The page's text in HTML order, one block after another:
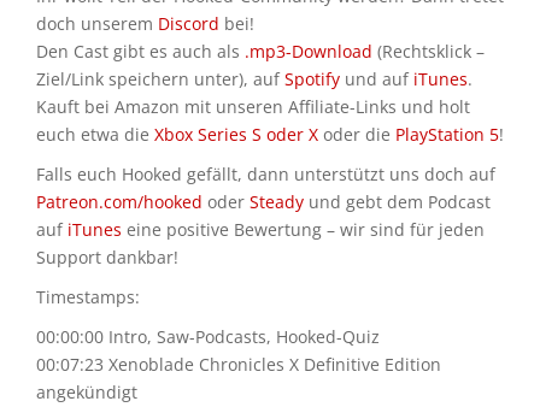
doch unserem Discord bei!
Den Cast gibt es auch als .mp3-Download (Rechtsklick –
Ziel/Link speichern unter), aufSpotify und auf iTunes.
Kauft bei Amazon mit unseren Affiliate-Links und holt
euch etwa die Xbox Series S oder X oder die PlayStation 5!
Falls euch Hooked gefällt, dann unterstützt uns doch auf
Patreon.com/hooked oder Steady und gebt dem Podcast
auf iTunes eine positive Bewertung – wir sind für jeden
Support dankbar!
Timestamps:
00:00:00 Intro, Saw-Podcasts, Hooked-Quiz
00:07:23 Xenoblade Chronicles X Definitive Edition
angekündigt